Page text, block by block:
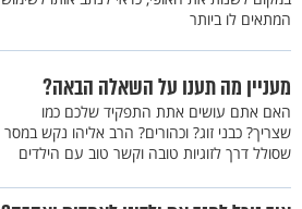
המתאים לו ביותר
מעניין מה תענו על השאלה הבאה?
האם אתם עושים אתת התפקיד שלכם כמו
שצריך? כבני זוג? וכהורים? הרב אליהו נקש במסר
שסולל דרך לזוגיות טובה וקשר טוב עם הילדים